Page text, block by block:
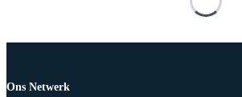
Ons Netwerk